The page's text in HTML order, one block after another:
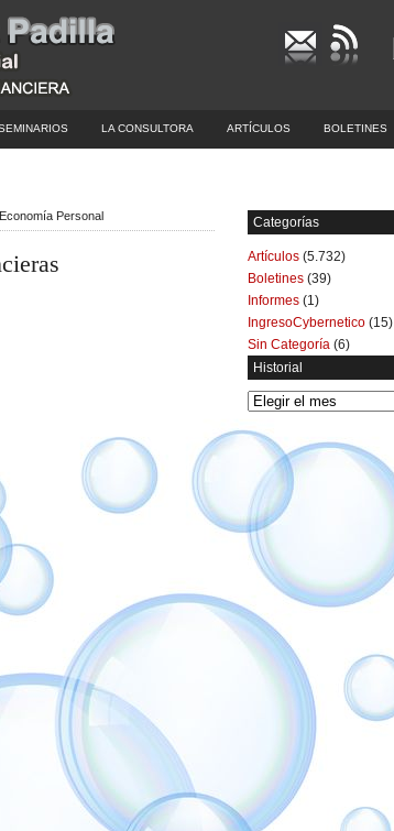
LA CONSULTORA ARTÍCULOS BOLETINES
Personal Categorías
Artículos (5.732)
Boletines (39)
Informes (1)
IngresoCybernetico (15)
Sin Categoría (6)
Historial
Historial